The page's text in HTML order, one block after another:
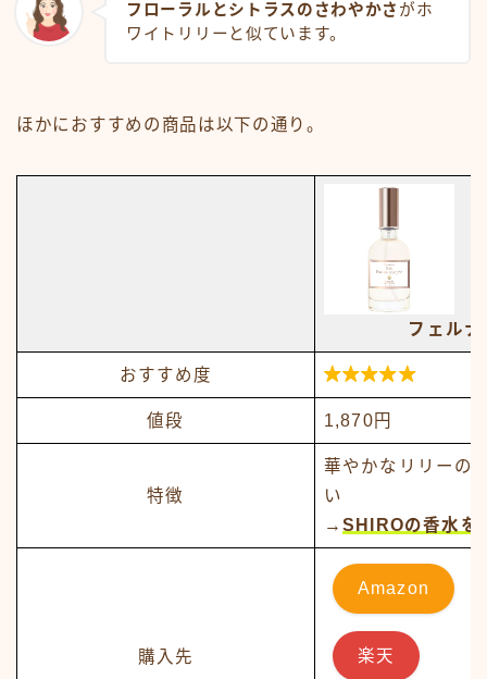
フローラルとシトラスのさわやかさ がホ
ワイトリリーと似ています。
ほかにおすすめの商品は以下の通り。
フェルナ
おすすめ度 
値段 1,870円
特徴
華やかなリリーの
い
→ SHIROの香水を
購入先
Amazon
楽天